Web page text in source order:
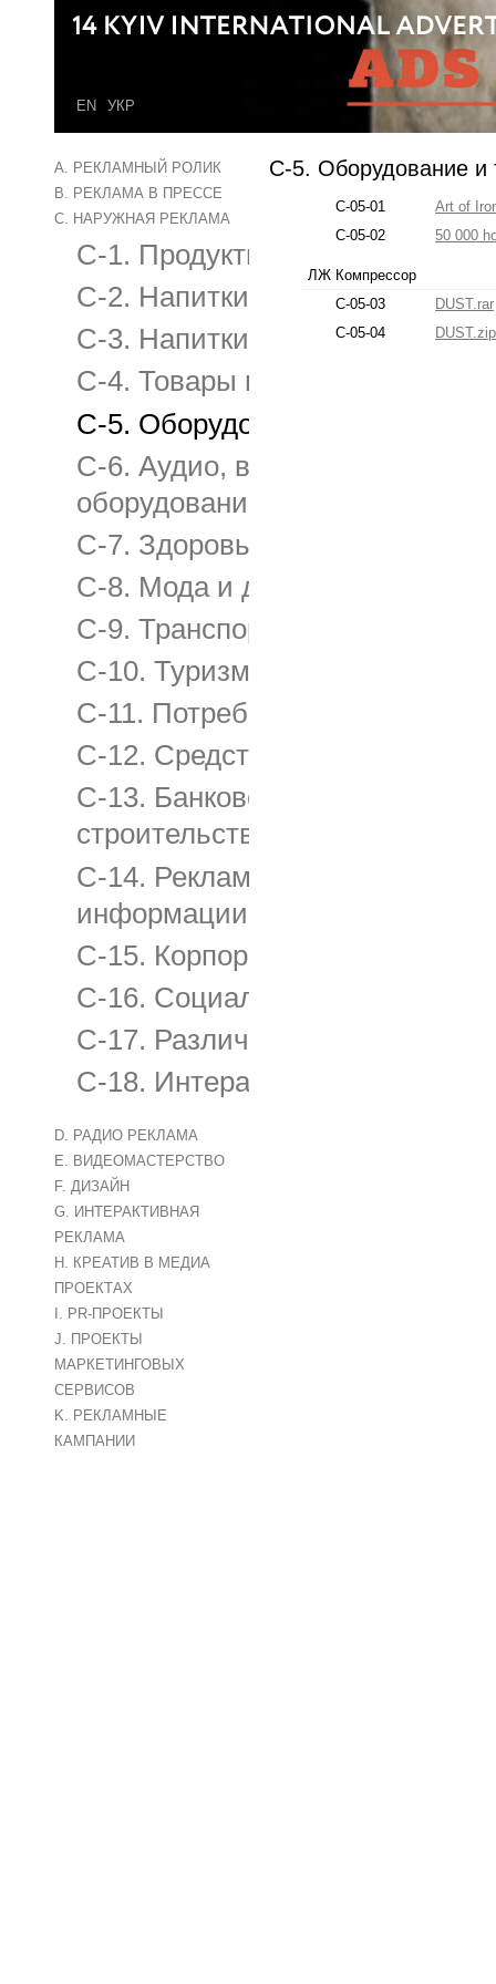
EN УКР
A. РЕКЛАМНЫЙ РОЛИК
B. РЕКЛАМА В ПРЕССЕ
C. НАРУЖНАЯ РЕКЛАМА
C-1. Продукты питания
C-2. Напитки безалкогольные
C-3. Напитки алкогольные и
C-4. Товары и услуги для дома
C-5. Оборудование и техника
C-6. Аудио, видео
оборудование
C-7. Здоровье и красота
C-8. Мода и другие
C-9. Транспортные средства и
C-10. Туризм и путешествия,
C-11. Потребительские
C-12. Средства и услуги связи
C-13. Банковские, финансовые
строительство и продажа
C-14. Реклама рекламных
информации
C-15. Корпоративная,
C-16. Социальная реклама и
C-17. Различные виды
C-18. Интерактивная реклама
D. РАДИО РЕКЛАМА
E. ВИДЕОМАСТЕРСТВО
F. ДИЗАЙН
G. ИНТЕРАКТИВНАЯ
РЕКЛАМА
H. КРЕАТИВ В МЕДИА
ПРОЕКТАХ
I. PR-ПРОЕКТЫ
J. ПРОЕКТЫ
МАРКЕТИНГОВЫХ
СЕРВИСОВ
K. РЕКЛАМНЫЕ
КАМПАНИИ
C-5. Оборудование и
C-05-01
Art of
C-05-02
50 000
ЛЖ Компрессор
C-05-03
DUST.rar
C-05-04
DUST.zip